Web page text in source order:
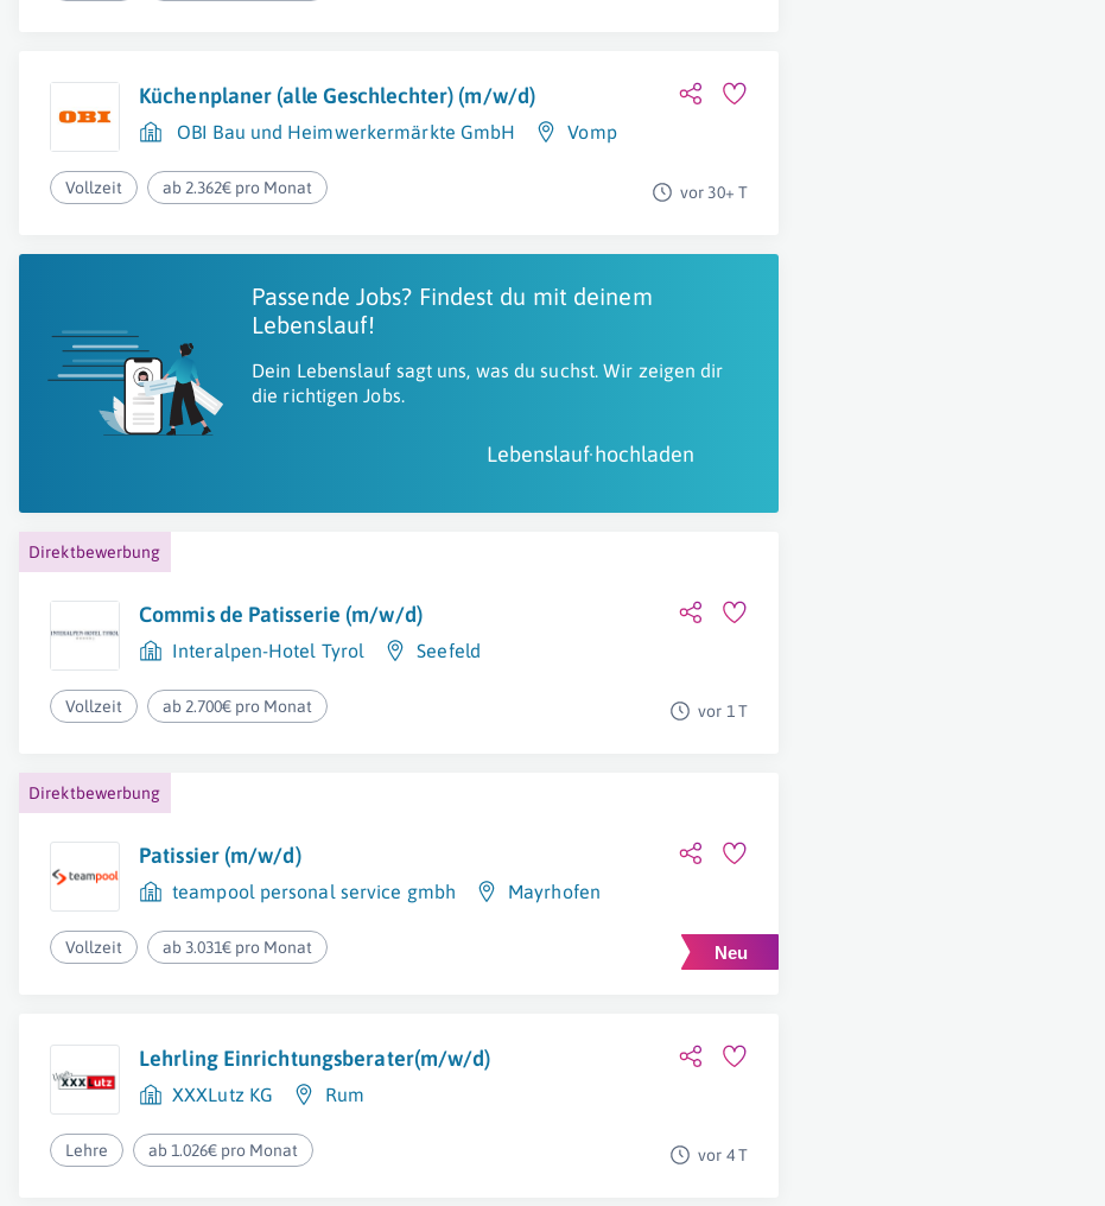
Küchenplaner (alle Geschlechter) (m/w/d)
OBI Bau und Heimwerkermärkte GmbH Vomp
Vollzeit ab 2.362€ pro Monat vor 30+ T
Passende Jobs? Findest du mit deinem
Lebenslauf!
Dein Lebenslauf sagt uns, was du suchst. Wir zeigen dir
die richtigen Jobs.
Lebenslauf hochladen
Direktbewerbung
Commis de Patisserie (m/w/d)
Interalpen-Hotel Tyrol Seefeld
Vollzeit ab 2.700€ pro Monat vor 1 T
Direktbewerbung
Patissier (m/w/d)
teampool personal service gmbh Mayrhofen
Vollzeit ab 3.031€ pro Monat
Lehrling Einrichtungsberater(m/w/d)
XXXLutz KG Rum
Lehre ab 1.026€ pro Monat vor 4 T